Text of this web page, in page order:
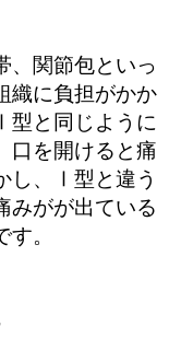
、関節包といっ
織に負担がかか
型と同じように
口を開けると痛
し、Ⅰ型と違う
みがが出ている
。